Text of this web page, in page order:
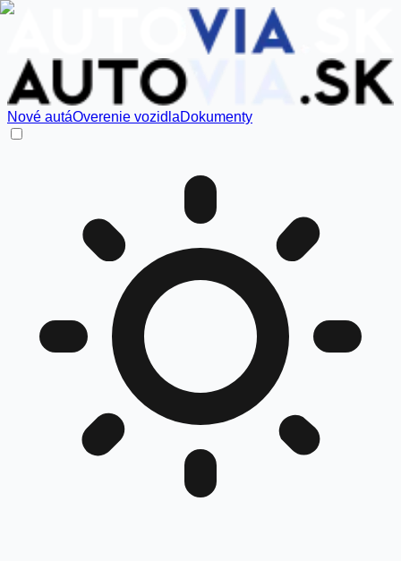
Nové autáOverenie vozidlaDokumenty